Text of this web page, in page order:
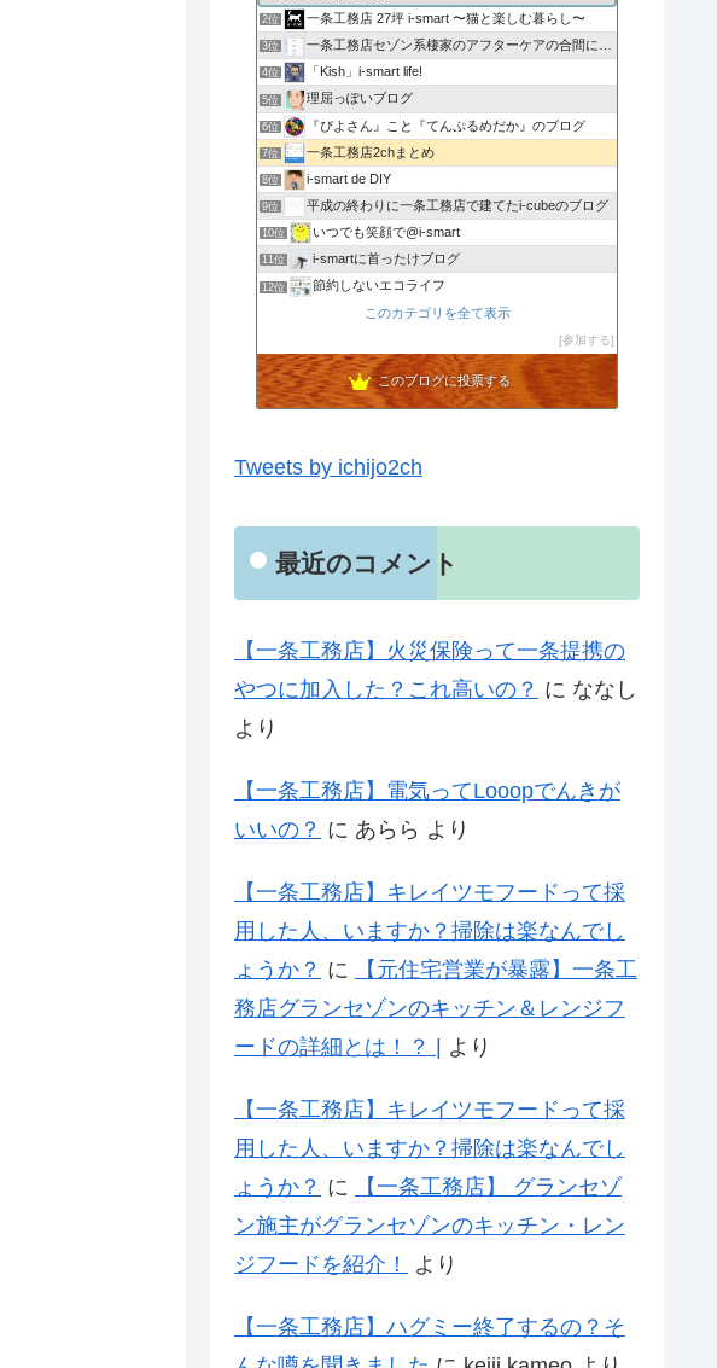
2位 一条工務店 27坪 i-smart 〜猫と楽しむ暮らし〜
3位 一条工務店セゾン系棲家のアフターケアの合間に綴るブログ
4位 「Kish」i-smart life!
5位 理屈っぽいブログ
6位 『ぴよさん』こと『てんぷるめだか』のブログ
7位 一条工務店2chまとめ
8位 i-smart de DIY
9位 平成の終わりに一条工務店で建てたi-cubeのブログ
10位 いつでも笑顔で@i-smart
11位 i-smartに首ったけブログ
12位 節約しないエコライフ
noahnoah研究所
わたしの家づくり│ハウスメーカーで注文住宅を建てよう
15位 わかまっちょのおうち
このカテゴリを全て表示
参加する
このブログに投票する
Tweets by ichijo2ch
最近のコメント
【一条工務店】火災保険って一条提携の
やつに加入した？これ高いの？ に ななし
より
【一条工務店】電気ってLooopでんきが
いいの？ に あらら より
【一条工務店】キレイツモフードって採
用した人、いますか？掃除は楽なんでし
ょうか？ に
【元住宅営業が暴露】一条工
務店グランセゾンのキッチン＆レンジフ
ードの詳細とは！？ | より
【一条工務店】キレイツモフードって採
用した人、いますか？掃除は楽なんでし
ょうか？ に
【一条工務店】 グランセゾ
ン施主がグランセゾンのキッチン・レン
ジフードを紹介！
より
【一条工務店】ハグミー終了するの？そ